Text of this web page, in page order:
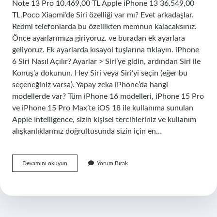
Note 13 Pro 10.469,00 TL Apple iPhone 13 36.549,00
TL.Poco Xiaomi’de Siri özelliği var mı? Evet arkadaşlar.
Redmi telefonlarda bu özellikten memnun kalacaksınız.
Önce ayarlarımıza giriyoruz. ve buradan ek ayarlara
geliyoruz. Ek ayarlarda kısayol tuşlarına tıklayın. iPhone
6 Siri Nasıl Açılır? Ayarlar > Siri’ye gidin, ardından Siri ile
Konuş’a dokunun. Hey Siri veya Siri’yi seçin (eğer bu
seçeneğiniz varsa). Yapay zeka iPhone’da hangi
modellerde var? Tüm iPhone 16 modelleri, iPhone 15 Pro
ve iPhone 15 Pro Max’te iOS 18 ile kullanıma sunulan
Apple Intelligence, sizin kişisel tercihleriniz ve kullanım
alışkanlıklarınız doğrultusunda sizin için en…
Devamını okuyun
Hangi
Yorum Bırak